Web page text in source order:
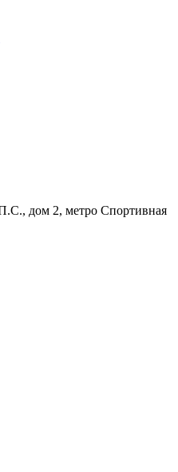
дом 2, метро Спортивная